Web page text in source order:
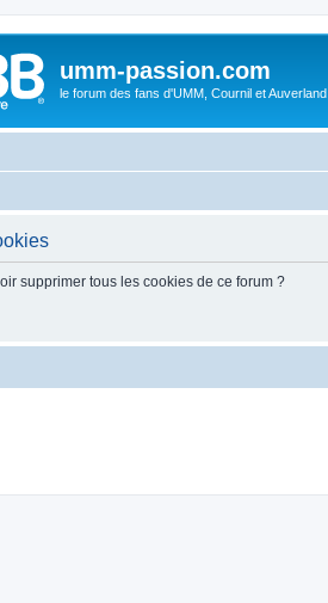
umm-passion.com
le forum des fans d'UMM, Cournil et Auverland
supprimer tous les cookies de ce forum ?